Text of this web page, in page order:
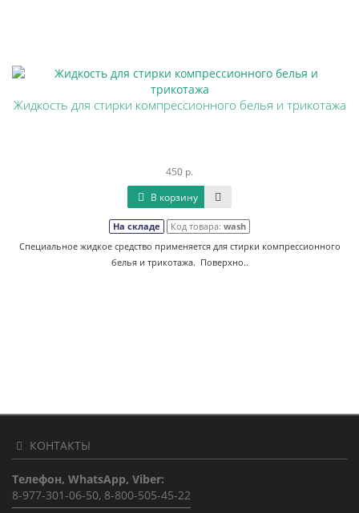
Жидкость для стирки компрессионного белья и трикотажа
450 р.
В корзину
На складе Код товара: wash
Специальное жидкое средство применяется для стирки компрессионного
белья и трикотажа. Поверхно..
КОНТАКТЫ
Телефон, WhatsApp, Viber:
8-977-301-06-50, 8-800-505-45-22